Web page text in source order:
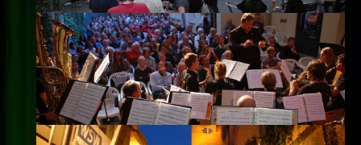
Konzept
Archiv
Kontakt
Impressum
Datenschutz